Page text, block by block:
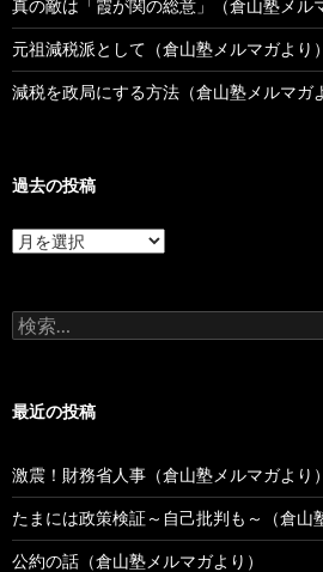
真の敵は「霞が関の総意」（倉山塾メル
元祖減税派として（倉山塾メルマガより）
減税を政局にする方法（倉山塾メルマガ
過去の投稿
過
去
稿
検
索:
最近の投稿
激震！財務省人事（倉山塾メルマガより）
たまには政策検証～自己批判も～（倉山
公約の話（倉山塾メルマガより）